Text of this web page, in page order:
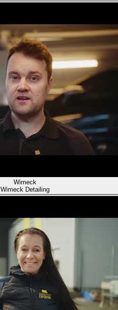
Wimeck
Wimeck Detailing